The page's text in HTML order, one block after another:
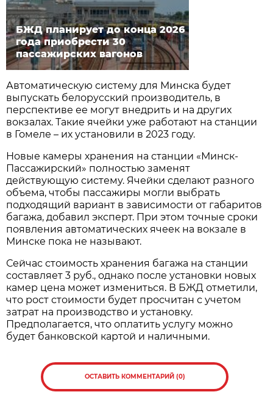
БЖД планирует до конца 2026
года приобрести 30
пассажирских вагонов
Автоматическую систему для Минска будет
выпускать белорусский производитель, в
перспективе ее могут внедрить и на других
вокзалах. Такие ячейки уже работают на станции
в Гомеле – их установили в 2023 году.
Новые камеры хранения на станции «Минск-
Пассажирский» полностью заменят
действующую систему. Ячейки сделают разного
объема, чтобы пассажиры могли выбрать
подходящий вариант в зависимости от габаритов
багажа, добавил эксперт. При этом точные сроки
появления автоматических ячеек на вокзале в
Минске пока не называют.
Сейчас стоимость хранения багажа на станции
составляет 3 руб., однако после установки новых
камер цена может измениться. В БЖД отметили,
что рост стоимости будет просчитан с учетом
затрат на производство и установку.
Предполагается, что оплатить услугу можно
будет банковской картой и наличными.
ОСТАВИТЬ КОММЕНТАРИЙ (0)